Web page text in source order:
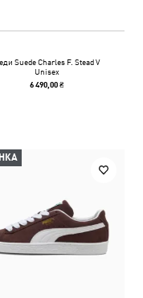
Suede Charles F. Stead V
Unisex
6 490,00 ₴